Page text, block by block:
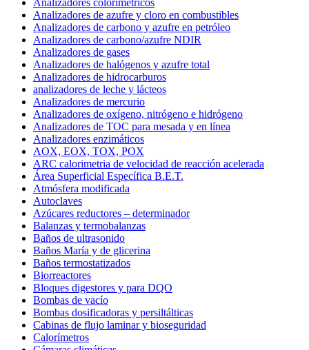
Analizadores de azufre y cloro en combustibles
Analizadores de carbono y azufre en petróleo
Analizadores de carbono/azufre NDIR
Analizadores de gases
Analizadores de halógenos y azufre total
Analizadores de hidrocarburos
analizadores de leche y lácteos
Analizadores de mercurio
Analizadores de oxígeno, nitrógeno e hidrógeno
Analizadores de TOC para mesada y en línea
Analizadores enzimáticos
AOX, EOX, TOX, POX
ARC calorimetria de velocidad de reacción acelerada
Área Superficial Específica B.E.T.
Atmósfera modificada
Autoclaves
Azúcares reductores – determinador
Balanzas y termobalanzas
Baños de ultrasonido
Baños María y de glicerina
Baños termostatizados
Biorreactores
Bloques digestores y para DQO
Bombas de vacío
Bombas dosificadoras y persiltálticas
Cabinas de flujo laminar y bioseguridad
Calorímetros